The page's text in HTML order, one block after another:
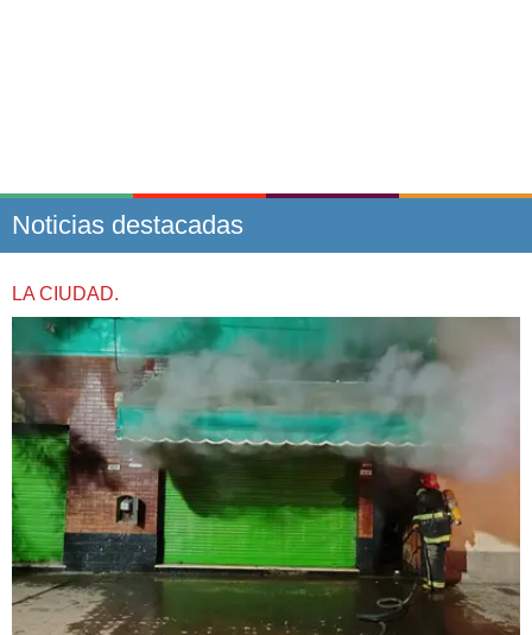
Noticias destacadas
LA CIUDAD.